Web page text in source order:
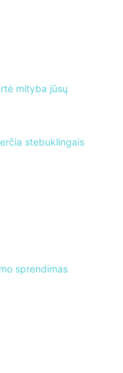
mityba jūsų
stebuklingais
sprendimas